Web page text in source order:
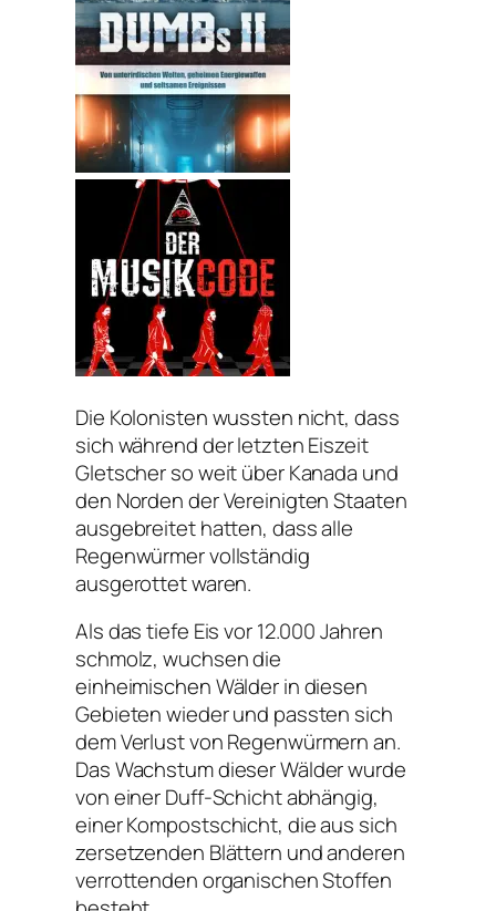
Die Kolonisten wussten nicht, dass
sich während der letzten Eiszeit
Gletscher so weit über Kanada und
den Norden der Vereinigten Staaten
ausgebreitet hatten, dass alle
Regenwürmer vollständig
ausgerottet waren.
Als das tiefe Eis vor 12.000 Jahren
schmolz, wuchsen die
einheimischen Wälder in diesen
Gebieten wieder und passten sich
dem Verlust von Regenwürmern an.
Das Wachstum dieser Wälder wurde
von einer Duff-Schicht abhängig,
einer Kompostschicht, die aus sich
zersetzenden Blättern und anderen
verrottenden organischen Stoffen